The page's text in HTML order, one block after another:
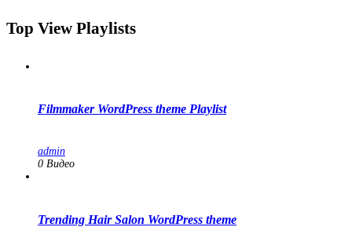
Top View Playlists
Filmmaker WordPress theme Playlist
admin
0 Видео
Trending Hair Salon WordPress theme